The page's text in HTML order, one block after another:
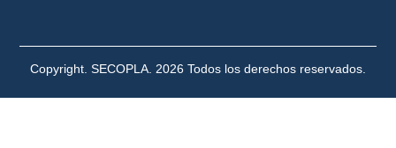
Copyright. SECOPLA. 2026 Todos los derechos reservados.